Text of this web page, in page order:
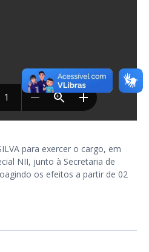
para exercer o cargo, em
NII, junto à Secretaria de
os efeitos a partir de 02